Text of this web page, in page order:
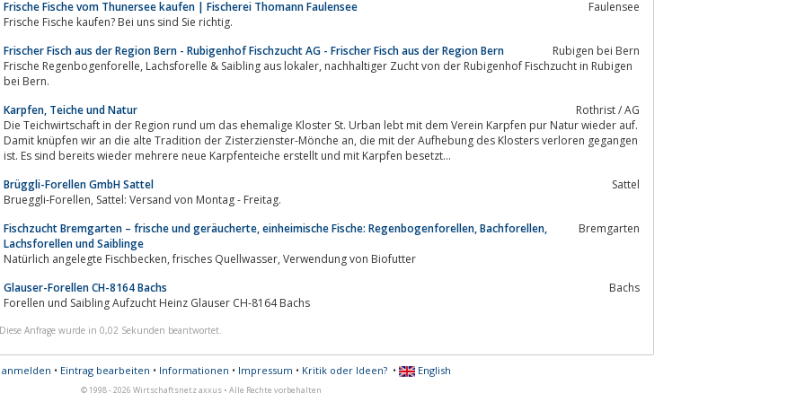
Frische Fische vom Thunersee kaufen | Fischerei Thomann Faulensee
Faulensee
Frische Fische kaufen? Bei uns sind Sie richtig.
Frischer Fisch aus der Region Bern - Rubigenhof Fischzucht AG - Frischer Fisch aus der Region Bern
Rubigen bei Bern
Frische Regenbogenforelle, Lachsforelle & Saibling aus lokaler, nachhaltiger Zucht von der Rubigenhof Fischzucht in Rubigen
bei Bern.
Karpfen, Teiche und Natur
Rothrist / AG
Die Teichwirtschaft in der Region rund um das ehemalige Kloster St. Urban lebt mit dem Verein Karpfen pur Natur wieder auf.
Damit knüpfen wir an die alte Tradition der Zisterzienster-Mönche an, die mit der Aufhebung des Klosters verloren gegangen
ist. Es sind bereits wieder mehrere neue Karpfenteiche erstellt und mit Karpfen besetzt...
Brüggli-Forellen GmbH Sattel
Sattel
Brueggli-Forellen, Sattel: Versand von Montag - Freitag.
Fischzucht Bremgarten – frische und geräucherte, einheimische Fische: Regenbogenforellen, Bachforellen,
Lachsforellen und Saiblinge
Bremgarten
Natürlich angelegte Fischbecken, frisches Quellwasser, Verwendung von Biofutter
Glauser-Forellen CH-8164 Bachs
Bachs
Forellen und Saibling Aufzucht Heinz Glauser CH-8164 Bachs
Diese Anfrage wurde in 0,02 Sekunden beantwortet.
anmelden • Eintrag bearbeiten • Informationen • Impressum • Kritik oder Ideen?• English
© 1998 - 2026 Wirtschaftsnetz axxus • Alle Rechte vorbehalten